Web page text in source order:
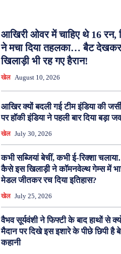
आखिरी ओवर में चाहिए थे 16 रन,
ने मचा दिया तहलका… बैट
खिलाड़ी भी रह गए हैरान!
खेल August 10, 2026
आखिर क्यों बदली गई टीम इंडिया की
पर हॉकी इंडिया ने पहली बार दिया बड़ा
खेल July 30, 2026
कभी सब्जियां बेचीं, कभी ई-रिक्शा
कैसे इस खिलाड़ी ने कॉमनवेल्थ गेम्स में
मेडल जीतकर रच दिया इतिहास?
खेल July 25, 2026
वैभव सूर्यवंशी ने फिफ्टी के बाद हाथों से
मैदान पर दिखे इस इशारे के पीछे छिपी है
कहानी